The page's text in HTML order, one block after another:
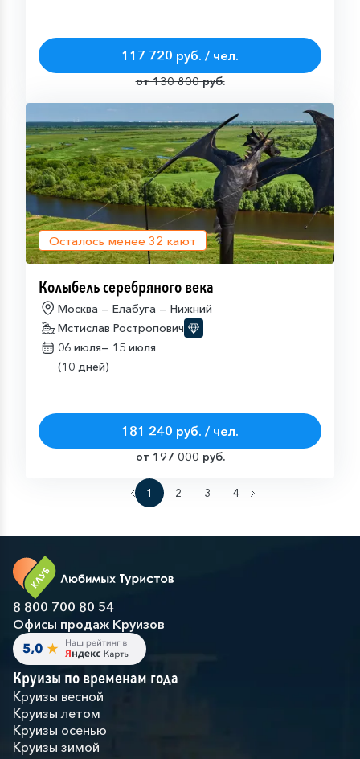
117 720 руб. / чел.
от 130 800 руб.
Осталось менее 32 кают
Колыбель серебряного века
Москва — Елабуга — Нижний
Мстислав Ростропович
06 июля— 15 июля
(10 дней)
181 240 руб. / чел.
от 197 000 руб.
1 2 3 4
8 800 700 80 54
Офисы продаж Круизов
Круизы по временам года
Круизы весной
Круизы летом
Круизы осенью
Круизы зимой